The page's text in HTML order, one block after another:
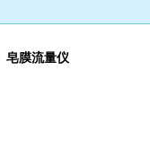
皂膜流量仪